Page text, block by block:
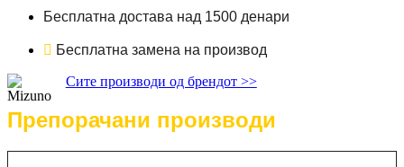
Бесплатна достава над 1500 денари
Бесплатна замена на производ
Сите производи од брендот >>
Препорачани производи